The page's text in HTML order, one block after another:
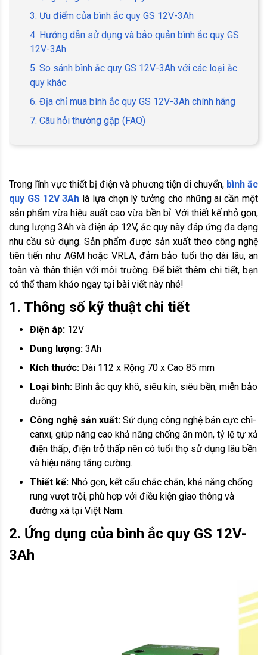
3. Ưu điểm của bình ắc quy GS 12V-3Ah
4. Hướng dẫn sử dụng và bảo quản bình ắc quy GS
12V-3Ah
5. So sánh bình ắc quy GS 12V-3Ah với các loại ắc
quy khác
6. Địa chỉ mua bình ắc quy GS 12V-3Ah chính hãng
7. Câu hỏi thường gặp (FAQ)
Trong lĩnh vực thiết bị điện và phương tiện di chuyển, bình ắc
quy GS 12V 3Ah là lựa chọn lý tưởng cho những ai cần một
sản phẩm vừa hiệu suất cao vừa bền bỉ. Với thiết kế nhỏ gọn,
dung lượng 3Ah và điện áp 12V, ắc quy này đáp ứng đa dạng
nhu cầu sử dụng. Sản phẩm được sản xuất theo công nghệ
tiên tiến như AGM hoặc VRLA, đảm bảo tuổi thọ dài lâu, an
toàn và thân thiện với môi trường. Để biết thêm chi tiết, bạn
có thể tham khảo ngay tại bài viết này nhé!
1. Thông số kỹ thuật chi tiết
Điện áp: 12V
Dung lượng: 3Ah
Kích thước: Dài 112 x Rộng 70 x Cao 85 mm
Loại bình: Bình ắc quy khô, siêu kín, siêu bền, miễn bảo
dưỡng
Công nghệ sản xuất: Sử dụng công nghệ bản cực chì-
canxi, giúp nâng cao khả năng chống ăn mòn, tỷ lệ tự xả
điện thấp, điện trở thấp nên có tuổi thọ sử dụng lâu bền
và hiệu năng tăng cường.
Thiết kế: Nhỏ gọn, kết cấu chắc chắn, khả năng chống
rung vượt trội, phù hợp với điều kiện giao thông và
đường xá tại Việt Nam.
2. Ứng dụng của bình ắc quy GS 12V-
3Ah